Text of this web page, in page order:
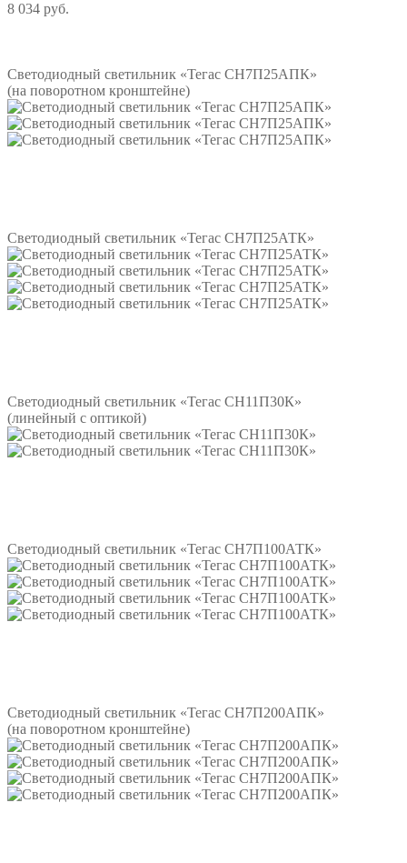
8 034 руб.
Светодиодный светильник «Тегас СН7П25АПК»
(на поворотном кронштейне)
Светодиодный светильник «Тегас СН7П25АТК»
Светодиодный светильник «Тегас СН11П30К»
(линейный с оптикой)
Светодиодный светильник «Тегас СН7П100АТК»
Светодиодный светильник «Тегас СН7П200АПК»
(на поворотном кронштейне)